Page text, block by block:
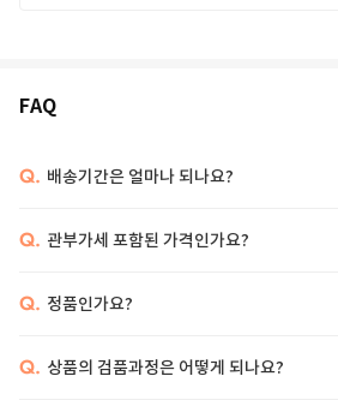
FAQ
Q. 배송기간은 얼마나 되나요?
Q. 관부가세 포함된 가격인가요?
Q. 정품인가요?
Q. 상품의 검품과정은 어떻게 되나요?